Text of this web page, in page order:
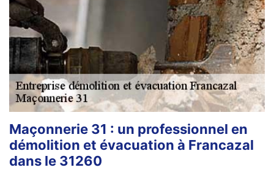
Maçonnerie 31 : un professionnel en
démolition et évacuation à Francazal
dans le 31260